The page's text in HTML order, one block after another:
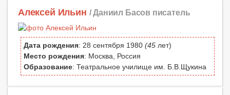
Алексей Ильин / Даниил Басов писатель
Дата рождения: 28 сентября 1980 (45 лет)
Место рождения: Москва, Россия
Образование: Театральное училище им. Б.В.Щукина